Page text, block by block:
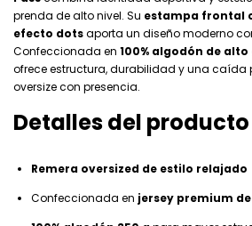
prenda de alto nivel. Su estampa frontal
efecto dotsaporta un diseño moderno
Confeccionada en 100% algodón de
ofrece estructura, durabilidad y una caída
oversize con presencia.
Detalles del producto
Remera oversized de estilo relajado
Confeccionada en jersey premium